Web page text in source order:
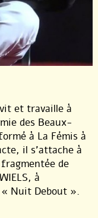
et travaille à
des Beaux-
à La Fémis à
il s’attache à
de
à
« Nuit Debout ».